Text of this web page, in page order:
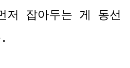
저 잡아두는 게 동선